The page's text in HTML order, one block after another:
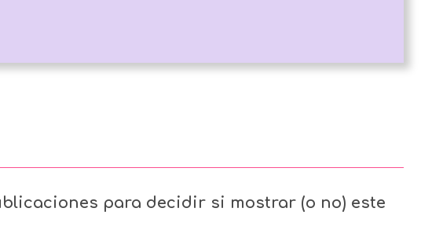
para decidir si mostrar (o no) este